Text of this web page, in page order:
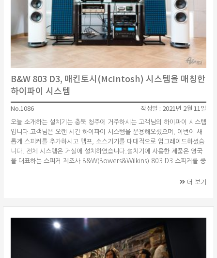
B&W 803 D3, 매킨토시(McIntosh) 시스템을 매칭한
하이파이 시스템
No.1086 작성일 : 2021년 2월 11일
오늘 소개하는 설치기는 충북 청주에 거주하시는 고객님의 하이파이 시스템
입니다.고객님은 오랜 시간 하이파이 시스템을 운용해오셨으며, 이번에 새
롭게 스피커를 추가하시고 앰프, 소스기기를 대대적으로 업그레이드하셨습
니다. 전체 시스템은 거실에 설치하였습니다.설치기에 사용한 제품은 영국
을 대표하는 스피커 제조사 B&W(Bowers&Wilkins) 803 D3 스피커를 중
MCD350 SACD/CD 플레이어, MT5 턴테이블을 사용하였습니다. B&W
D3 B&W 803 D3는 새롭게 설계한 800 시리즈 다이아몬드 제품입니다.
더 보기